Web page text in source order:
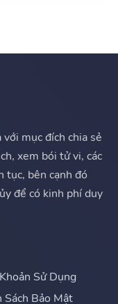
mục đích chia sẻ
xem bói tử vi, các
tục, bên cạnh đó
để có kinh phí duy
Sử Dụng
Sách Bảo Mật